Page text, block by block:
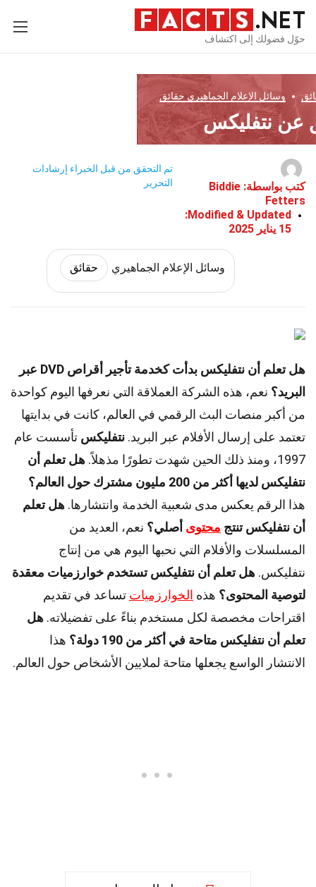
حوّل فضولك إلى اكتشاف
وسائل الإعلام الجماهيري حقائق
كتب بواسطة: Biddie
Fetters
Modified & Updated:
15 يناير 2025
تم التحقق من قبل الخبراء إرشادات
التحرير
وسائل الإعلام الجماهيري حقائق
هل تعلم أن نتفليكس بدأت كخدمة تأجير أقراص DVD عبر
البريد؟ نعم، هذه الشركة العملاقة التي نعرفها اليوم كواحدة
من أكبر منصات البث الرقمي في العالم، كانت في بدايتها
تعتمد على إرسال الأفلام عبر البريد. نتفليكس تأسست عام
1997، ومنذ ذلك الحين شهدت تطورًا مذهلاً.
هل تعلم أن
نتفليكس لديها أكثر من 200 مليون مشترك حول العالم؟
هذا الرقم يعكس مدى شعبية الخدمة وانتشارها. هل تعلم
أن نتفليكس تنتج محتوى أصلي؟ نعم، العديد من
المسلسلات والأفلام التي نحبها اليوم هي من إنتاج
نتفليكس. هل تعلم أن نتفليكس تستخدم خوارزميات معقدة
لتوصية المحتوى؟ هذه الخوارزميات تساعد في تقديم
اقتراحات مخصصة لكل مستخدم بناءً على تفضيلاته. هل
تعلم أن نتفليكس متاحة في أكثر من 190 دولة؟
هذا
الانتشار الواسع يجعلها متاحة لملايين الأشخاص حول العالم.